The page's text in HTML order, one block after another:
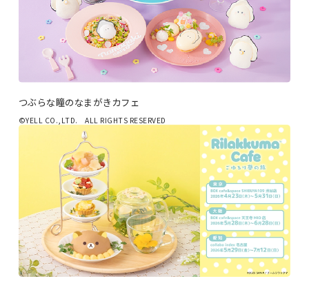
つぶらな瞳のなまがきカフェ
©YELL CO.,LTD. ALL RIGHTS RESERVED